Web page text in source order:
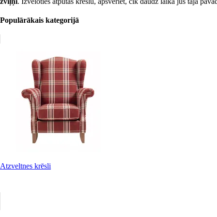
Populārākais kategorijā
Atzveltnes krēsli